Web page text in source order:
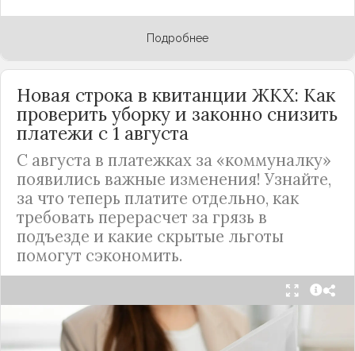
Подробнее
Новая строка в квитанции ЖКХ: Как
проверить уборку и законно снизить
платежи с 1 августа
С августа в платежках за «коммуналку»
появились важные изменения! Узнайте,
за что теперь платите отдельно, как
требовать перерасчет за грязь в
подъезде и какие скрытые льготы
помогут сэкономить.
С 1 августа в квитанциях за жилищно-
коммунальные услуги введено важное